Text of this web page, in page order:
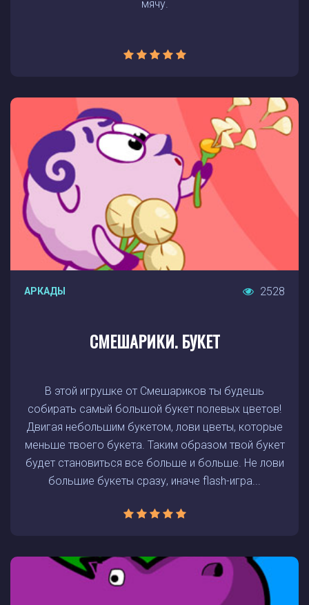
мячу.
АРКАДЫ 2528
СМЕШАРИКИ. БУКЕТ
В этой игрушке от Смешариков ты будешь
собирать самый большой букет полевых цветов!
Двигая небольшим букетом, лови цветы, которые
меньше твоего букета. Таким образом твой букет
будет становиться все больше и больше. Не лови
большие букеты сразу, иначе flash-игра...